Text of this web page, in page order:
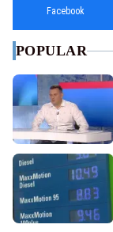
Facebook
POPULAR